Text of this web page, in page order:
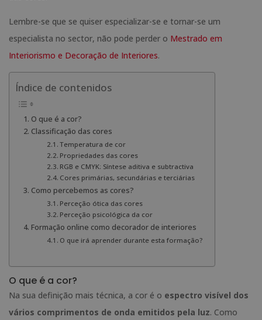
Lembre-se que se quiser especializar-se e tornar-se um
especialista no sector, não pode perder o Mestrado em
Interiorismo e Decoração de Interiores.
Índice de contenidos
O que é a cor?
Classificação das cores
Temperatura de cor
Propriedades das cores
RGB e CMYK: Síntese aditiva e subtractiva
Cores primárias, secundárias e terciárias
Como percebemos as cores?
Perceção ótica das cores
Perceção psicológica da cor
Formação online como decorador de interiores
O que irá aprender durante esta formação?
O que é a cor?
Na sua definição mais técnica, a cor é o espectro visível dos
vários comprimentos de onda emitidos pela luz. Como